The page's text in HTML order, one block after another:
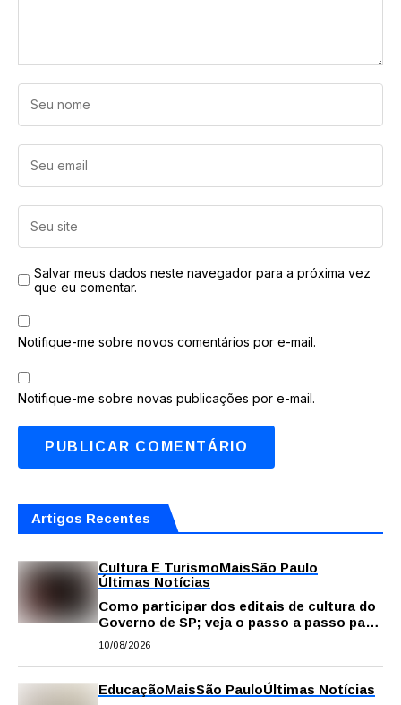
Salvar meus dados neste navegador para a próxima vez
que eu comentar.
Notifique-me sobre novos comentários por e-mail.
Notifique-me sobre novas publicações por e-mail.
Artigos Recentes
Cultura E TurismoMaisSão Paulo
Últimas Notícias
Como participar dos editais de cultura do
Governo de SP; veja o passo a passo para
fazer a inscrição
10/08/2026
EducaçãoMaisSão PauloÚltimas Notícias